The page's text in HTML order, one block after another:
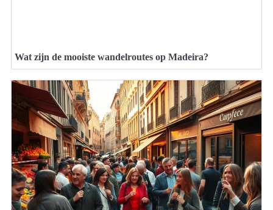
Wat zijn de mooiste wandelroutes op Madeira?